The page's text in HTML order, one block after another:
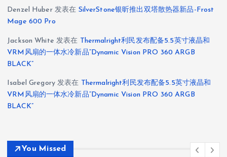
Denzel Huber发表在 SilverStone银昕推出双塔散热器新品-Frost
Mage 600 Pro
Jackson White 发表在 Thermalright利民发布配备5.5英寸液晶和
VRM风扇的一体水冷新品“Dynamic Vision PRO 360 ARGB
BLACK”
Isabel Gregory 发表在 Thermalright利民发布配备5.5英寸液晶和
VRM风扇的一体水冷新品“Dynamic Vision PRO 360 ARGB
BLACK”
You Missed